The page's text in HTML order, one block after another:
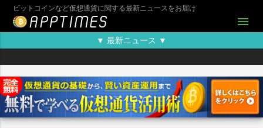
ビットコインなど仮想通貨に関する最新ニュースをお届け
menu
▼ 最新ニュース ▼